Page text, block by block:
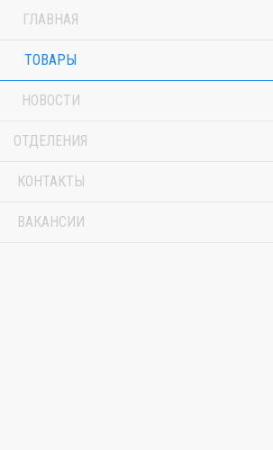
ГЛАВНАЯ
ТОВАРЫ
НОВОСТИ
ОТДЕЛЕНИЯ
КОНТАКТЫ
ВАКАНСИИ